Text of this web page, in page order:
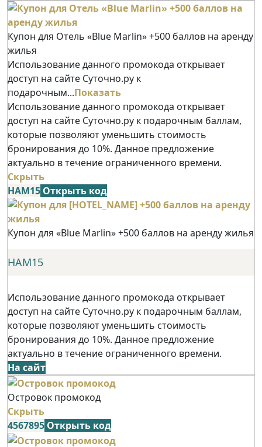
Купон для Отель «Blue Marlin» +500 баллов на аренду
жилья
Использование данного промокода открывает
доступ на сайте Суточно.ру к
подарочным...Показать
Использование данного промокода открывает
доступ на сайте Суточно.ру к подарочным баллам,
которые позволяют уменьшить стоимость
бронирования до 10%. Данное предложение
актуально в течение ограниченного времени.
Скрыть
НАМ15 Открыть код
Купон для «Blue Marlin» +500 баллов на аренду жилья
НАМ15
Использование данного промокода открывает
доступ на сайте Суточно.ру к подарочным баллам,
которые позволяют уменьшить стоимость
бронирования до 10%. Данное предложение
актуально в течение ограниченного времени.
На сайт
Островок промокод
Скрыть
4567895 Открыть код